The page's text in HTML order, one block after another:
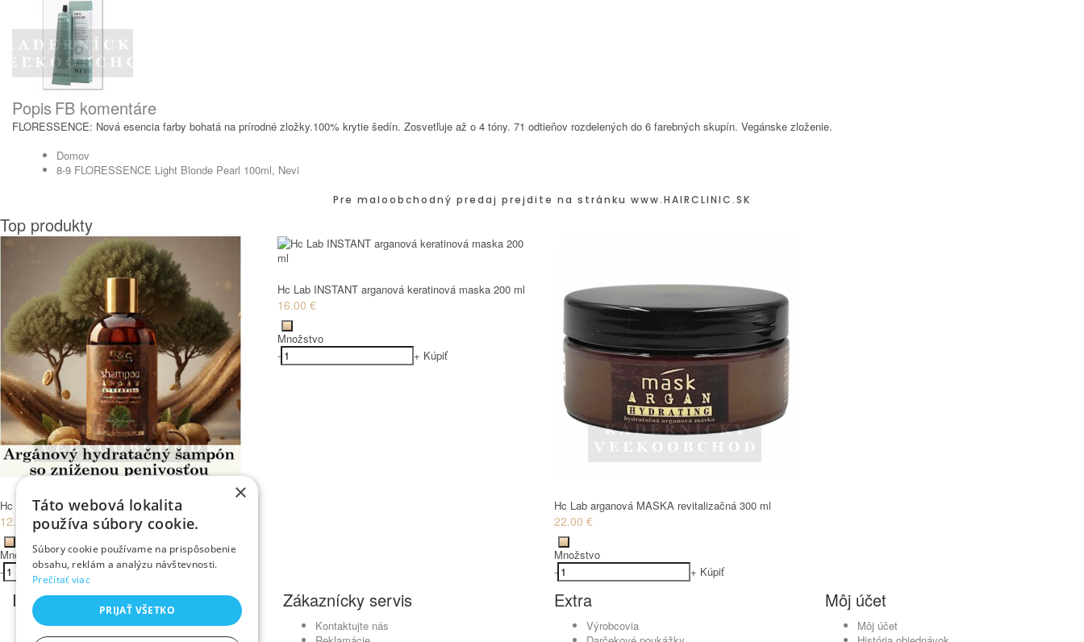
Popis FB komentáre
FLORESSENCE: Nová esencia farby bohatá na prírodné zložky.100% krytie šedín. Zosvetľuje až o 4 tóny. 71 odtieňov rozdelených do 6 farebných skupín. Vegánske zloženie.
Domov
8-9 FLORESSENCE Light Blonde Pearl 100ml, Nevi
Pre maloobchodný predaj prejdite na stránku www.HAIRCLINIC.SK
Top produkty
Hc Lab arganový ŠAMPÓN hydratačný 250 ml
12.00 €
Množstvo
-
+ Kúpiť
Hc Lab INSTANT arganová keratinová maska 200 ml
16.00 €
Množstvo
-
+ Kúpiť
Hc Lab arganová MASKA revitalizačná 300 ml
22.00 €
Množstvo
-
+ Kúpiť
Informácie
Obchodné podmienky
Zákaznícky servis
Kontaktujte nás
Extra
Výrobcovia
Môj účet
Môj účet
×
Táto webová lokalita
používa súbory cookie.
Súbory cookie používame na prispôsobenie
obsahu, reklám a analýzu návštevnosti.
Prečítať viac
PRIJAŤ VŠETKO